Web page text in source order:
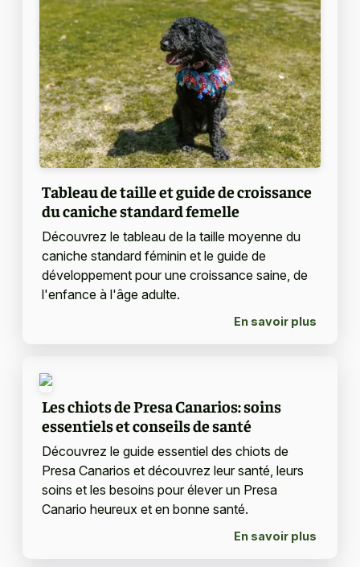
Tableau de taille et guide de croissance
du caniche standard femelle
Découvrez le tableau de la taille moyenne du
caniche standard féminin et le guide de
développement pour une croissance saine, de
l'enfance à l'âge adulte.
En savoir plus
Les chiots de Presa Canarios: soins
essentiels et conseils de santé
Découvrez le guide essentiel des chiots de
Presa Canarios et découvrez leur santé, leurs
soins et les besoins pour élever un Presa
Canario heureux et en bonne santé.
En savoir plus